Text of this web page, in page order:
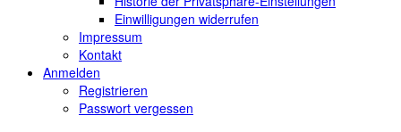
Einwilligungen widerrufen
Impressum
Kontakt
Anmelden
Registrieren
Passwort vergessen